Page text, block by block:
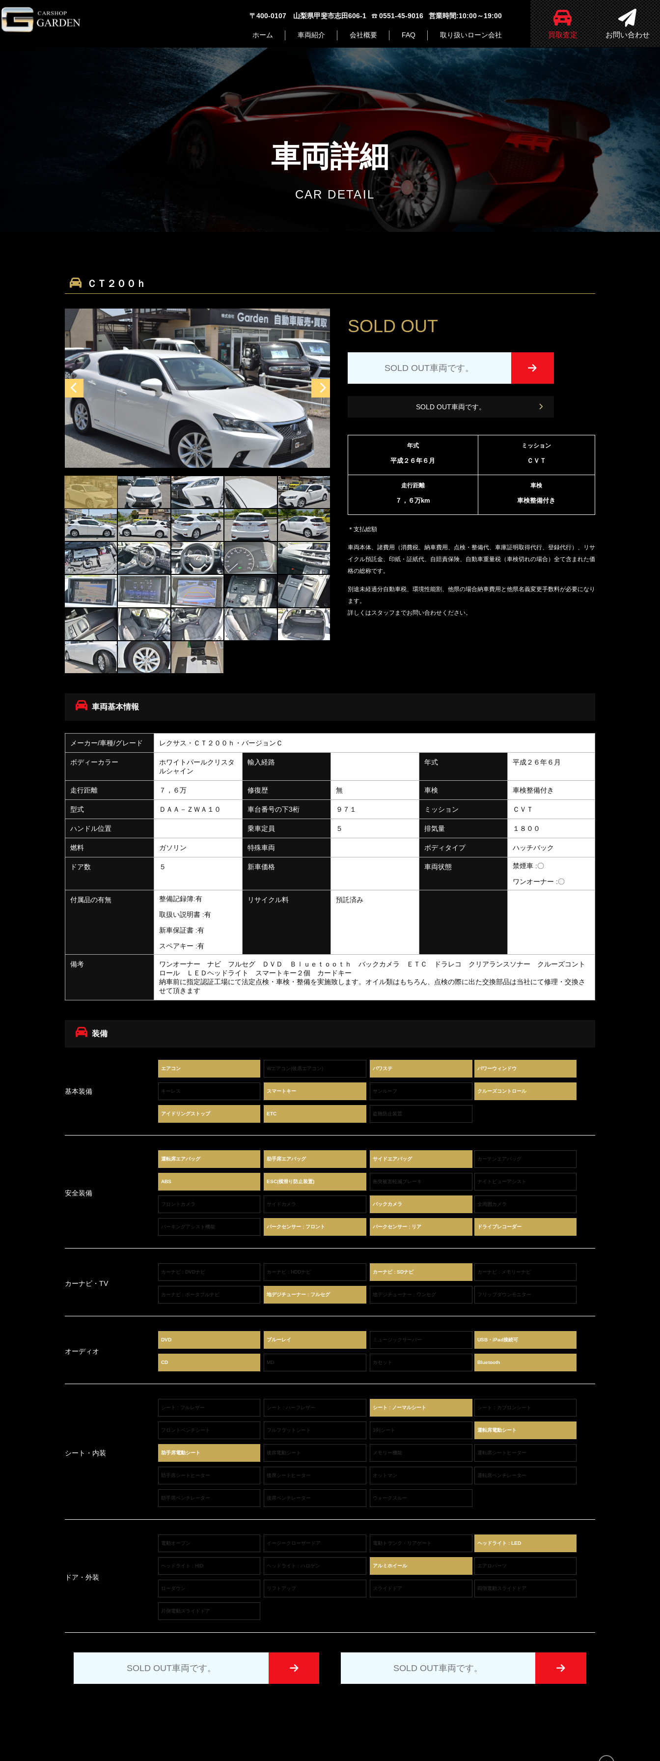
〒400-0107 山梨県甲斐市志田606-1 0551-45-9016 営業時間:10:00～19:00
ホーム 車両紹介 会社概要 FAQ 取り扱いローン会社 買取査定 お問い合わせ
車両詳細
CAR DETAIL
ＣＴ２００ｈ
SOLD OUT
SOLD OUT車両です。
SOLD OUT車両です。
年式
平成２６年６月
ミッション
ＣＶＴ
走行距離
７，６万km
車検
車検整備付き
＊支払総額
車両本体、諸費用（消費税、納車費用、点検・整備代、車庫証明取得代行、登録代行）、リサ
イクル預託金、印紙・証紙代、 自賠責保険、自動車重量税（車検切れの場合） 全て含まれた価
格の総称です。
別途未経過分自動車税、環境性能割、他県の場合納車費用と他県名義変更手数料が必要になり
ます。
詳しくはスタッフまでお問い合わせください。
車両基本情報
メーカー/車種/グレード レクサス・ＣＴ２００ｈ・バージョンＣ
ボディーカラー
ホワイトパールクリスタ
ルシャイン
輸入経路 年式 平成２６年６月
走行距離 ７，６万 修復歴 無 車検 車検整備付き
型式 ＤＡＡ－ＺＷＡ１０ 車台番号の下3桁 ９７１ ミッション ＣＶＴ
ハンドル位置 乗車定員 ５ 排気量 １８００
燃料 ガソリン 特殊車両 ボディタイプ ハッチバック
ドア数 ５ 新車価格 車両状態
禁煙車 :〇
ワンオーナー :〇
付属品の有無
整備記録簿:有
取扱い説明書 :有
新車保証書 :有
スペアキー :有
リサイクル料 預託済み
備考
ワンオーナー ナビ フルセグ ＤＶＤ Ｂｌｕｅｔｏｏｔｈ バックカメラ ＥＴＣ ドラレコ クリアランスソナー クルーズコント
ロール ＬＥＤヘッドライト スマートキー２個 カードキー
納車前に指定認証工場にて法定点検・車検・整備を実施致します。オイル類はもちろん、点検の際に出た交換部品は当社にて修理・交換さ
せて頂きます
装備
基本装備
エアコン Wエアコン(後席エアコン) パワステ パワーウィンドウ
キーレス スマートキー サンルーフ クルーズコントロール
アイドリングストップ ETC 盗難防止装置
安全装備
運転席エアバッグ 助手席エアバッグ サイドエアバッグ カーテンエアバッグ
ABS ESC(横滑り防止装置) 衝突被害軽減ブレーキ ナイトビューアシスト
フロントカメラ サイドカメラ バックカメラ 全周囲カメラ
パーキングアシスト機能 パークセンサー : フロント パークセンサー : リア ドライブレコーダー
カーナビ・TV
カーナビ : DVDナビ カーナビ : HDDナビ カーナビ : SDナビ カーナビ : メモリーナビ
カーナビ : ポータブルナビ 地デジチューナー : フルセグ 地デジチューナー : ワンセグ フリップダウンモニター
オーディオ
DVD ブルーレイ ミュージックサーバー USB・iPad接続可
CD MD カセット Bluetooth
シート・内装
シート : フルレザー シート : ハーフレザー シート : ノーマルシート シート：カブロンシート
フロントベンチシート フルフラットシート 3列シート 運転席電動シート
助手席電動シート 後席電動シート メモリー機能 運転席シートヒーター
助手席シートヒーター 後席シートヒーター オットマン 運転席ベンチレーター
助手席ベンチレーター 後席ベンチレーター ウォークスルー
ドア・外装
電動オープン イージークローザードア 電動トランク・リアゲート ヘッドライト : LED
ヘッドライト : HID ヘッドライト : ハロゲン アルミホイール エアロパーツ
ローダウン リフトアップ スライドドア 両側電動スライドドア
片側電動スライドドア
SOLD OUT車両です。 SOLD OUT車両です。